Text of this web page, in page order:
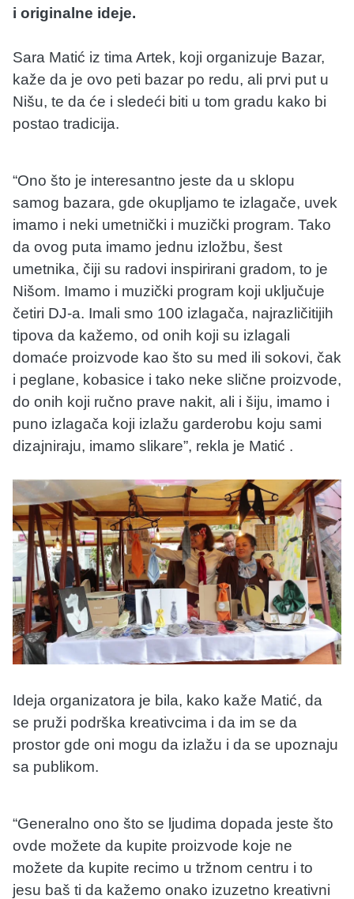
i originalne ideje.
Sara Matić iz tima Artek, koji organizuje Bazar,
kaže da je ovo peti bazar po redu, ali prvi put u
Nišu, te da će i sledeći biti u tom gradu kako bi
postao tradicija.
“Ono što je interesantno jeste da u sklopu
samog bazara, gde okupljamo te izlagače, uvek
imamo i neki umetnički i muzički program. Tako
da ovog puta imamo jednu izložbu, šest
umetnika, čiji su radovi inspirirani gradom, to je
Nišom. Imamo i muzički program koji uključuje
četiri DJ-a. Imali smo 100 izlagača, najrazličitijih
tipova da kažemo, od onih koji su izlagali
domaće proizvode kao što su med ili sokovi, čak
i peglane, kobasice i tako neke slične proizvode,
do onih koji ručno prave nakit, ali i šiju, imamo i
puno izlagača koji izlažu garderobu koju sami
dizajniraju, imamo slikare”, rekla je Matić .
Ideja organizatora je bila, kako kaže Matić, da
se pruži podrška kreativcima i da im se da
prostor gde oni mogu da izlažu i da se upoznaju
sa publikom.
“Generalno ono što se ljudima dopada jeste što
ovde možete da kupite proizvode koje ne
možete da kupite recimo u tržnom centru i to
jesu baš ti da kažemo onako izuzetno kreativni